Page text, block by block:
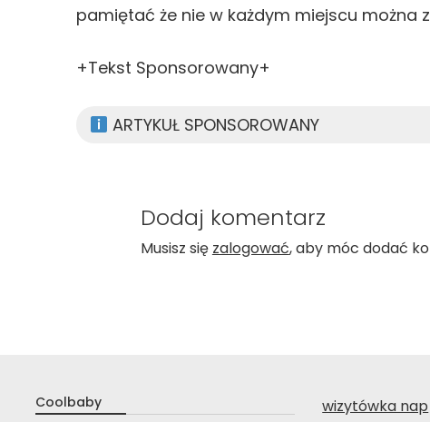
pamiętać że nie w każdym miejscu można
+Tekst Sponsorowany+
ARTYKUŁ SPONSOROWANY
Dodaj komentarz
Musisz się zalogować, aby móc dodać
Coolbaby wizytówka nap